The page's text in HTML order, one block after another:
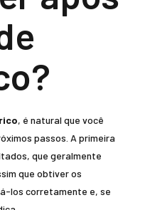
, é natural que você
passos. A primeira
que geralmente
que obtiver os
los corretamente e, se